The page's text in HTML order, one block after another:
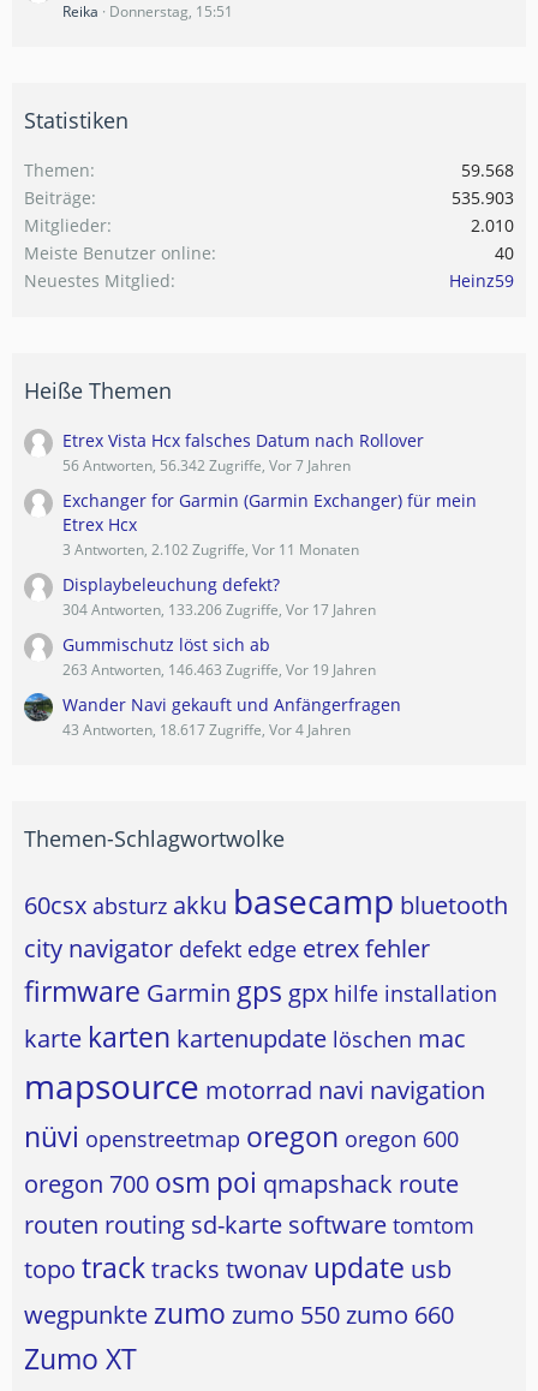
Reika Donnerstag, 15:51
Statistiken
Themen
59.568
Beiträge
535.903
Mitglieder
2.010
Meiste Benutzer online
40
Neuestes Mitglied
Heinz59
Heiße Themen
Etrex Vista Hcx falsches Datum nach Rollover
56 Antworten, 56.342 Zugriffe, Vor 7 Jahren
Exchanger for Garmin (Garmin Exchanger) für mein
Etrex Hcx
3 Antworten, 2.102 Zugriffe, Vor 11 Monaten
Displaybeleuchung defekt?
304 Antworten, 133.206 Zugriffe, Vor 17 Jahren
Gummischutz löst sich ab
263 Antworten, 146.463 Zugriffe, Vor 19 Jahren
Wander Navi gekauft und Anfängerfragen
43 Antworten, 18.617 Zugriffe, Vor 4 Jahren
Themen-Schlagwortwolke
60csx absturz akku basecamp bluetooth
city navigator defekt edge etrexfehler
firmware Garmin gps gpx hilfe installation
karte karten kartenupdate löschen mac
mapsource motorrad navi navigation
nüvi openstreetmap oregon oregon 600
oregon 700 osm poi qmapshack route
routen routing sd-karte software tomtom
topo tracktracks twonav update usb
wegpunkte zumo zumo 550zumo 660
Zumo XT